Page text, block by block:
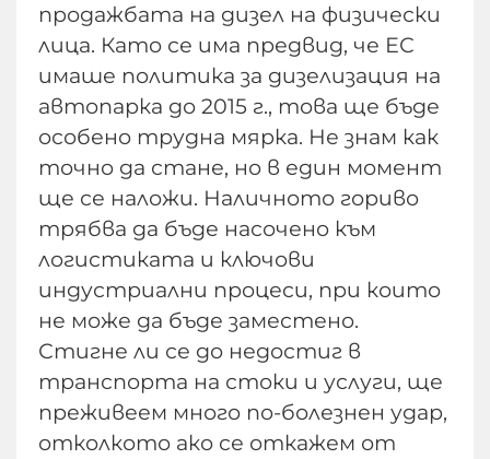
продажбата на дизел на физически
лица. Като се има предвид, че ЕС
имаше политика за дизелизация на
автопарка до 2015 г., това ще бъде
особено трудна мярка. Не знам как
точно да стане, но в един момент
ще се наложи. Наличното гориво
трябва да бъде насочено към
логистиката и ключови
индустриални процеси, при които
не може да бъде заместено.
Стигне ли се до недостиг в
транспорта на стоки и услуги, ще
преживеем много по-болезнен удар,
отколкото ако се откажем от